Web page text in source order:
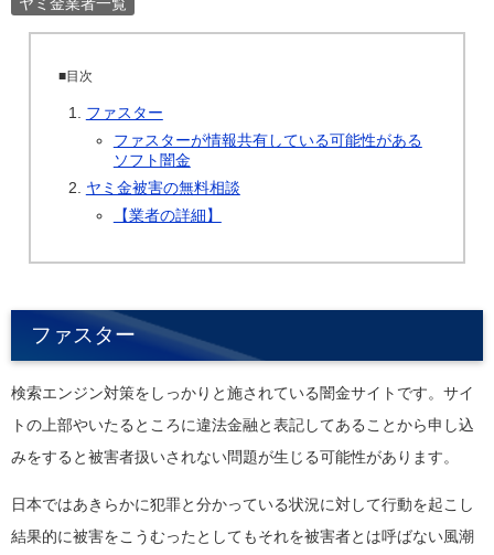
■目次
ファスター
ファスターが情報共有している可能性がある
ソフト闇金
ヤミ金被害の無料相談
【業者の詳細】
ファスター
検索エンジン対策をしっかりと施されている闇金サイトです。サイ
トの上部やいたるところに違法金融と表記してあることから申し込
みをすると被害者扱いされない問題が生じる可能性があります。
日本ではあきらかに犯罪と分かっている状況に対して行動を起こし
結果的に被害をこうむったとしてもそれを被害者とは呼ばない風潮